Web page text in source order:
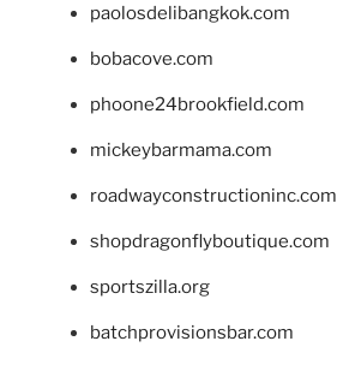
paolosdelibangkok.com
bobacove.com
phoone24brookfield.com
mickeybarmama.com
roadwayconstructioninc.com
shopdragonflyboutique.com
sportszilla.org
batchprovisionsbar.com